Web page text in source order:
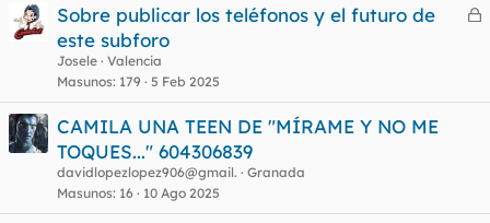
C
a
Sobre publicar los teléfonos y el futuro de
este subforo
Josele Valencia
Masunos 179 5 Feb 2025
CAMILA UNA TEEN DE "MÍRAME Y NO ME
TOQUES..." 604306839
davidlopezlopez906@gmail.
Granada
Masunos 16 10 Ago 2025